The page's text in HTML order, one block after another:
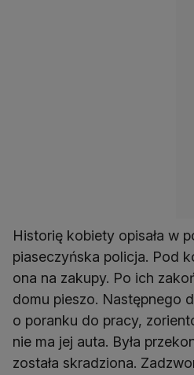
Historię kobiety opisała w
piaseczyńska policja. Pod
ona na zakupy. Po ich
domu pieszo. Następnego
o poranku do pracy,
nie ma jej auta. Była
została skradziona.